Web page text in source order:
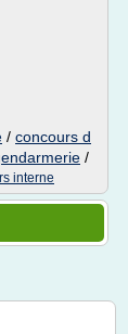
/ concours d
/
interne